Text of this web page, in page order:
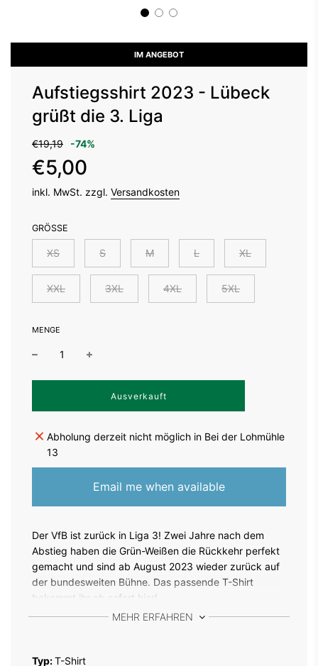
IM ANGEBOT
Aufstiegsshirt 2023 - Lübeck
grüßt die 3. Liga
Sonderpreis
€19,19 -74%
€5,00
inkl. MwSt. zzgl. Versandkosten
GRÖSSE
XS S M L XL
XXL 3XL 4XL 5XL
MENGE
W
g
l
d
.
.
Ausverkauft
Abholung derzeit nicht möglich in Bei der Lohmühle
13
Email me when available
Der VfB ist zurück in Liga 3! Zwei Jahre nach dem
Abstieg haben die Grün-Weißen die Rückkehr perfekt
gemacht und sind ab August 2023 wieder zurück auf
der bundesweiten Bühne. Das passende T-Shirt
bekommt ihr ab sofort hier!
Nackenband
Kurzarm
MEHR ERFAHREN
Typ:T-Shirt